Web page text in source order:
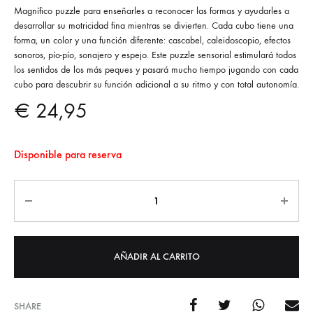
Magnífico puzzle para enseñarles a reconocer las formas y ayudarles a
desarrollar su motricidad fina mientras se divierten. Cada cubo tiene una
forma, un color y una función diferente: cascabel, caleidoscopio, efectos
sonoros, pío-pío, sonajero y espejo. Este puzzle sensorial estimulará todos
los sentidos de los más peques y pasará mucho tiempo jugando con cada
cubo para descubrir su función adicional a su ritmo y con total autonomía.
€ 24,95
Disponible para reserva
AÑADIR AL CARRITO
SHARE